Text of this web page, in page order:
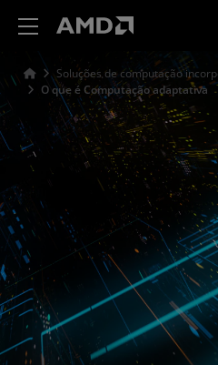
Soluções de computação
O que é Computação adaptativa